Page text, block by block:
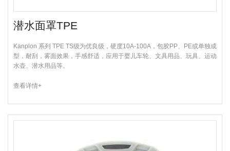
潜水面罩TPE
Kanplon 系列 TPE TS级为优良级，硬度10A-100A，包胶PP、PE或单独成
型，耐刮，雾面效果，手感舒适，应用于婴儿车轮、文具用品、玩具、运动
水壶、潜水用品等。
查看详情+